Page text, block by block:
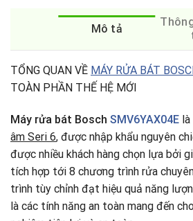
Mô tả
TỔNG QUAN VỀ MÁY RỬA BÁT
TOÀN PHẦN THẾ HỆ MỚI
Máy rửa bát Bosch SMV6YAX04E là
âm Seri 6, được nhập khẩu nguyên
được nhiều khách hàng chọn lựa bởi
tích hợp tới 8 chương trình rửa
trình tùy chỉnh đạt hiệu quả năng
là các tính năng an toàn mang đến